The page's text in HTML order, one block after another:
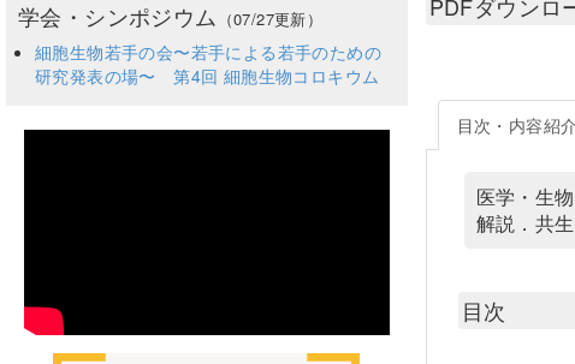
目次・内容紹介
医学・生
解説．共
目次
学会・シンポジウム （07/27更新）
細胞生物若手の会〜若手による若手のための
研究発表の場〜 第4回 細胞生物コロキウム